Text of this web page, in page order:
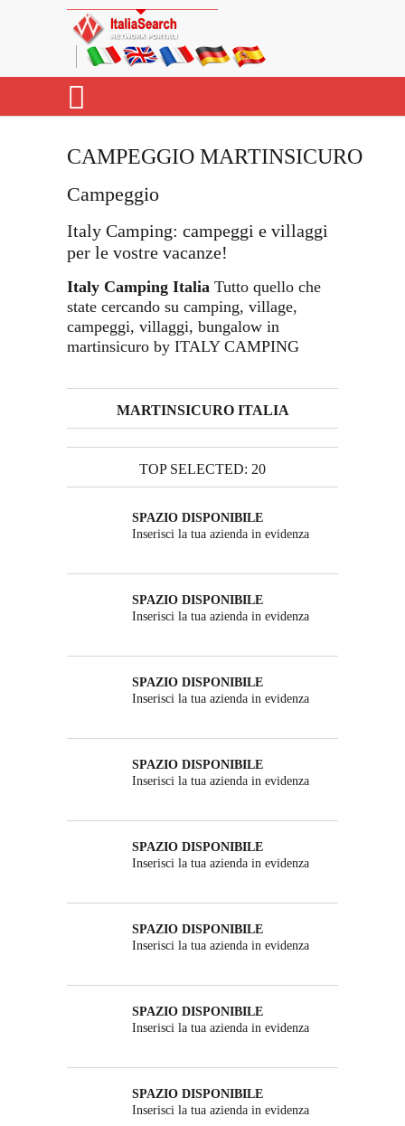
CAMPEGGIO MARTINSICURO
Campeggio
Italy Camping: campeggi e villaggi
per le vostre vacanze!
Italy Camping Italia Tutto quello che
state cercando su camping, village,
campeggi, villaggi, bungalow in
martinsicuro by ITALY CAMPING
MARTINSICURO ITALIA
TOP SELECTED: 20
SPAZIO DISPONIBILE
Inserisci la tua azienda in evidenza
SPAZIO DISPONIBILE
Inserisci la tua azienda in evidenza
SPAZIO DISPONIBILE
Inserisci la tua azienda in evidenza
SPAZIO DISPONIBILE
Inserisci la tua azienda in evidenza
SPAZIO DISPONIBILE
Inserisci la tua azienda in evidenza
SPAZIO DISPONIBILE
Inserisci la tua azienda in evidenza
SPAZIO DISPONIBILE
Inserisci la tua azienda in evidenza
SPAZIO DISPONIBILE
Inserisci la tua azienda in evidenza